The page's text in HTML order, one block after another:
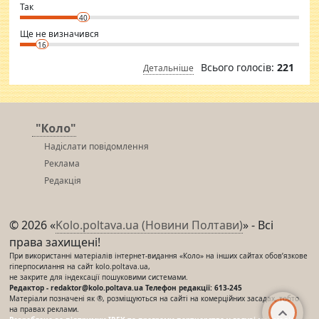
⇒ sakshimirchandani.com
Так
40
Ще не визначився
16
Детальніше Всього голосів: 221
"Коло"
Надіслати повідомлення
Реклама
Редакція
© 2026 «Kolo.poltava.ua (Новини Полтави)» - Всі
права захищені!
При використанні матеріалів інтернет-видання «Коло» на інших сайтах обов’язкове
гіперпосилання на сайт kolo.poltava.ua,
не закрите для індексації пошуковими системами.
Редактор - redaktor@kolo.poltava.ua Телефон редакції: 613-245
Матеріали позначені як ®, розміщуються на сайті на комерційних засадах, тобто
на правах реклами.